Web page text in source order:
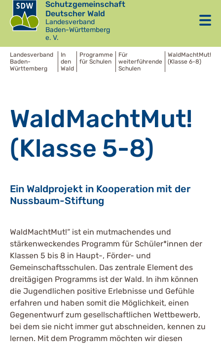
Schutzgemeinschaft
Deutscher Wald
Landesverband
Baden-Württemberg
e. V.
Landesverband
Baden-
Württemberg
In
den
Wald
Programme
für Schulen
Für
weiterführende
Schulen
WaldMachtMut!
(Klasse 6-8)
WaldMachtMut!
(Klasse 5-8)
Ein Waldprojekt in Kooperation mit der
Nussbaum-Stiftung
WaldMachtMut!“ ist ein mutmachendes und
stärkenweckendes Programm für Schüler*innen der
Klassen 5 bis 8 in Haupt-, Förder- und
Gemeinschaftsschulen. Das zentrale Element des
dreitägigen Programms ist der Wald. In ihm können
die Jugendlichen positive Erlebnisse und Gefühle
erfahren und haben somit die Möglichkeit, einen
Gegenentwurf zum gesellschaftlichen Wettbewerb,
bei dem sie nicht immer gut abschneiden, kennen zu
lernen. Mit dem Programm möchten wir diesen